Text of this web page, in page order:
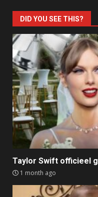
DID YOU SEE THIS?
Taylor Swift officieel
1 month ago